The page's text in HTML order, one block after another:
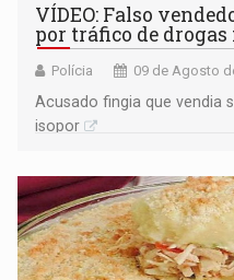
VÍDEO: Falso
por tráfico de
Polícia 09 de Agosto
Acusado fingia que vendia
isopor